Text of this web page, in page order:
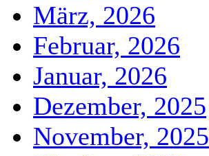
März, 2026
Februar, 2026
Januar, 2026
Dezember, 2025
November, 2025